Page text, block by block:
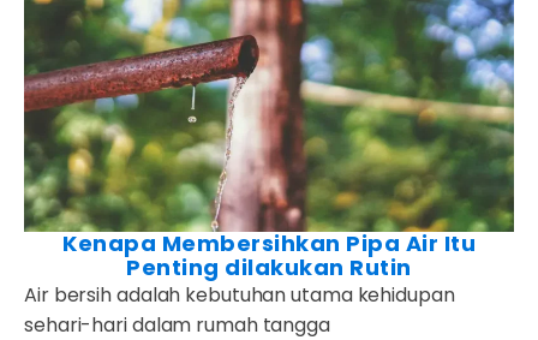
Kenapa Membersihkan Pipa Air Itu
Penting dilakukan Rutin
Air bersih adalah kebutuhan utama kehidupan
sehari-hari dalam rumah tangga